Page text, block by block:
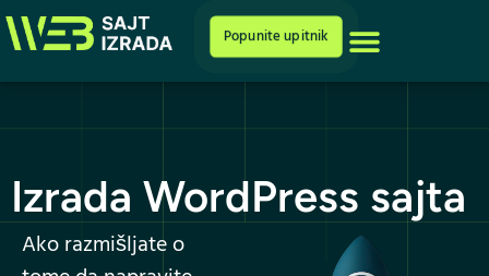
Popunite upitnik
Izrada WordPress sajta
Ako razmišljate o